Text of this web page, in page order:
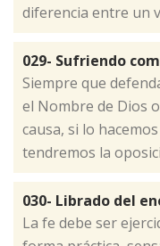
diferencia entre un
029- Sufriendo
​Siempre que
el Nombre de Dios
causa, si lo
tendremos la
030- Librado del
​La fe debe ser